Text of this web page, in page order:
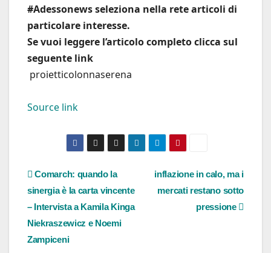
#Adessonews seleziona nella rete articoli di
particolare interesse.
Se vuoi leggere l’articolo completo clicca sul
seguente link
proietticolonnaserena
Source link
Navigazione
articoli
inflazione in calo, ma i
mercati restano sotto
pressione
Comarch: quando la
sinergia è la carta vincente
– Intervista a Kamila Kinga
Niekraszewicz e Noemi
Zampiceni